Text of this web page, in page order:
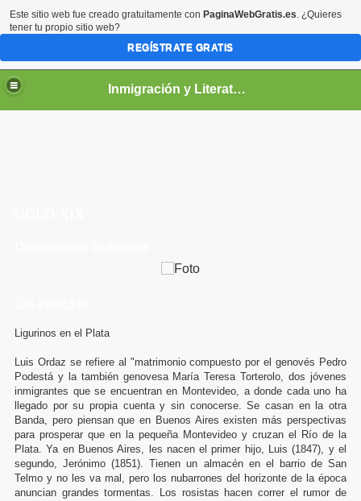
Inmigración y Literatura
Ligurinos en el Plata
Luis Ordaz se refiere al "matrimonio compuesto por el genovés Pedro
Podestá y la también genovesa María Teresa Torterolo, dos jóvenes
inmigrantes que se encuentran en Montevideo, a donde cada uno ha
llegado por su propia cuenta y sin conocerse. Se casan en la otra
Banda, pero piensan que en Buenos Aires existen más perspectivas
para prosperar que en la pequeña Montevideo y cruzan el Río de la
Plata. Ya en Buenos Aires, les nacen el primer hijo, Luis (1847), y el
segundo, Jerónimo (1851). Tienen un almacén en el barrio de San
Telmo y no les va mal, pero los nubarrones del horizonte de la época
anuncian grandes tormentas. Los rosistas hacen correr el rumor de
Este sitio web fue creado gratuitamente con PaginaWebGratis.es. ¿Quieres
tener tu propio sitio web?
REGÍSTRATE GRATIS